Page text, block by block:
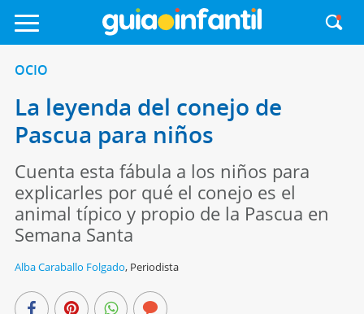
OCIO
La leyenda del conejo de
Pascua para niños
Cuenta esta fábula a los niños para
explicarles por qué el conejo es el
animal típico y propio de la Pascua en
Semana Santa
Alba Caraballo Folgado, Periodista